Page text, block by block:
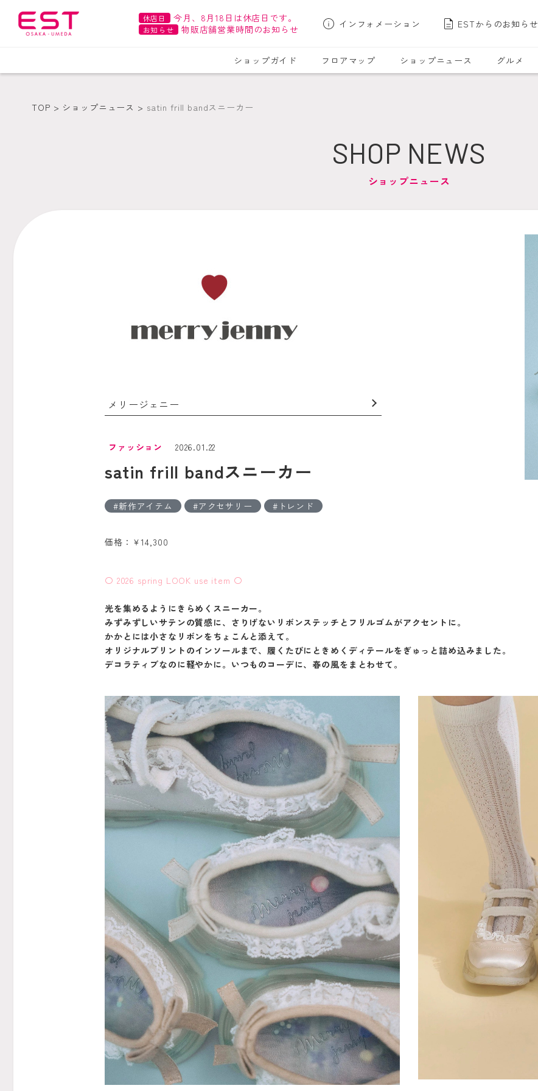
休店日 今月、8月18日は休店日です。
お知らせ 物販店舗営業時間のお知らせ インフォメーション ESTからのお知らせ
ショップガイド フロアマップ ショップニュース グルメ
TOP ショップニュース satin frill bandスニーカー
SHOP NEWS
ショップニュース
メリージェニー
ファッション 2026.01.22
satin frill bandスニーカー
新作アイテム アクセサリー トレンド
価格：￥14,300
〇 2026 spring LOOK use item 〇
光を集めるようにきらめくスニーカー。
みずみずしいサテンの質感に、さりげないリボンステッチとフリルゴムがアクセントに。
かかとには小さなリボンをちょこんと添えて。
オリジナルプリントのインソールまで、履くたびにときめくディテールをぎゅっと詰め込みました。
デコラティブなのに軽やかに。いつものコーデに、春の風をまとわせて。